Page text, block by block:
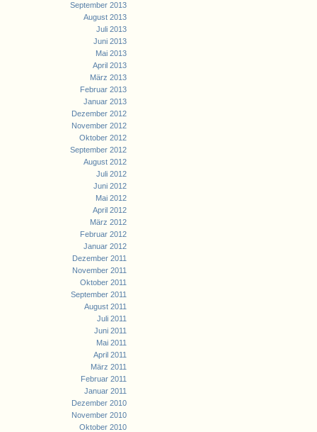
September 2013
August 2013
Juli 2013
Juni 2013
Mai 2013
April 2013
März 2013
Februar 2013
Januar 2013
Dezember 2012
November 2012
Oktober 2012
September 2012
August 2012
Juli 2012
Juni 2012
Mai 2012
April 2012
März 2012
Februar 2012
Januar 2012
Dezember 2011
November 2011
Oktober 2011
September 2011
August 2011
Juli 2011
Juni 2011
Mai 2011
April 2011
März 2011
Februar 2011
Januar 2011
Dezember 2010
November 2010
Oktober 2010